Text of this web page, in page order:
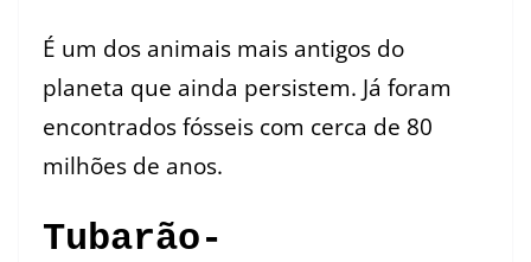
É um dos animais mais antigos do
planeta que ainda persistem. Já foram
encontrados fósseis com cerca de 80
milhões de anos.
Tubarão-